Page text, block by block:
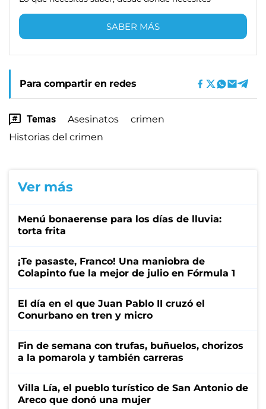
SABER MÁS
Para compartir en redes
Temas Asesinatos
crimen
Historias del crimen
Ver más
Menú bonaerense para los días de lluvia:
torta frita
¡Te pasaste, Franco! Una maniobra de
Colapinto fue la mejor de julio en Fórmula 1
El día en el que Juan Pablo II cruzó el
Conurbano en tren y micro
Fin de semana con trufas, buñuelos, chorizos
a la pomarola y también carreras
Villa Lía, el pueblo turístico de San Antonio de
Areco que donó una mujer